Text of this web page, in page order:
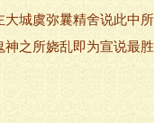
城虞弥曩精舍说此中
之所娆乱即为宣说最